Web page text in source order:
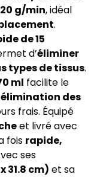
g/min, idéal
.
de 15
d’éliminer
types de tissus.
ml facilite le
élimination des
frais. Équipé
et livré avec
fois rapide,
31.8 cm)